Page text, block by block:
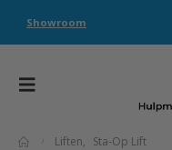
Showroom
Liften, Sta-Op Lift